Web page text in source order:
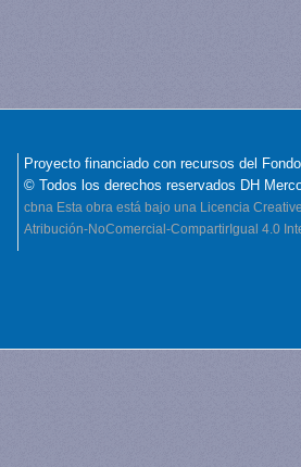
Proyecto financiado con recursos del
© Todos los derechos reservados DH
cbna Esta obra está bajo una Licencia
Atribución-NoComercial-CompartirIgual 4.0